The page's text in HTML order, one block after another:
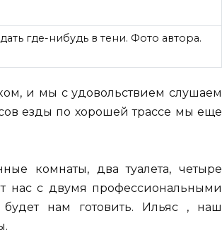
где-нибудь в тени. Фото автора.
и мы с удовольствием слушаем
езды по хорошей трассе мы еще
комнаты, два туалета, четыре
нас с двумя профессиональными
нам готовить. Ильяс , наш